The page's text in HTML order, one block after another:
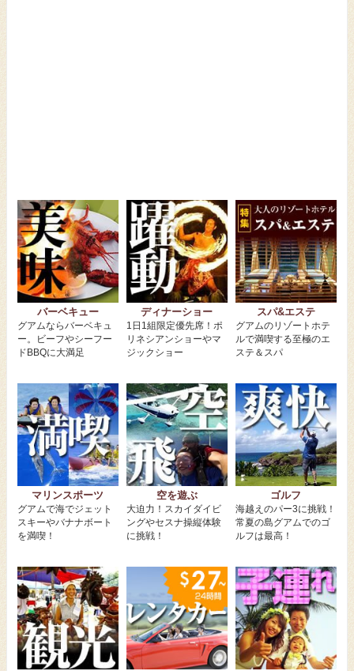
バーベキュー
グアムならバーベキュ
ー。ビーフやシーフー
ドBBQに大満足
ディナーショー
1日1組限定優先席！ポ
リネシアンショーやマ
ジックショー
スパ&エステ
グアムのリゾートホテ
ルで満喫する至極のエ
ステ＆スパ
マリンスポーツ
グアムで海でジェット
スキーやバナナボート
を満喫！
空を遊ぶ
大迫力！スカイダイビ
ングやセスナ操縦体験
に挑戦！
ゴルフ
海越えのパー3に挑戦！
常夏の島グアムでのゴ
ルフは最高！